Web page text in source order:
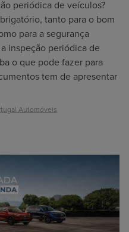
periódica de veículos?
tanto para o bom
para a segurança
inspeção periódica de
o que pode fazer para
tem de apresentar
Automóveis